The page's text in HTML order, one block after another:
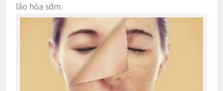
lão hóa sớm.